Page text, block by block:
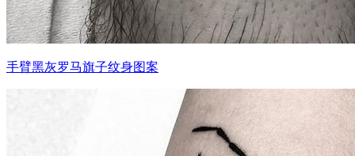
手臂黑灰罗马旗子纹身图案